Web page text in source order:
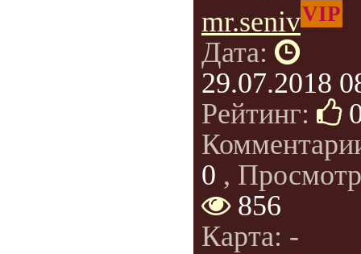
mr.senivVIP
Дата:
29.07.2018
Рейтинг:
0 ,
856
Карта: -